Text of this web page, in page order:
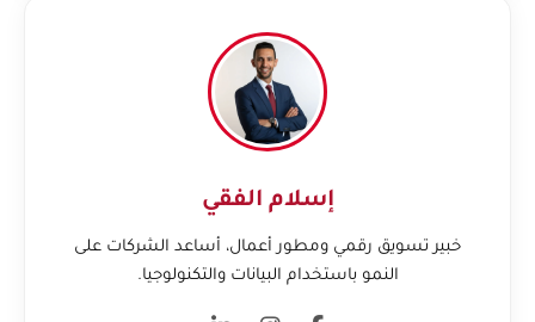
إسلام الفقي
خبير تسويق رقمي ومطور أعمال، أساعد الشركات على
النمو باستخدام البيانات والتكنولوجيا.